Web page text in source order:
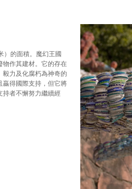
）的面積。魔幻王國
物作其建材。它的存在
毅力及化腐朽為神奇的
贏得國際支持，但它將
持者不懈努力繼續經